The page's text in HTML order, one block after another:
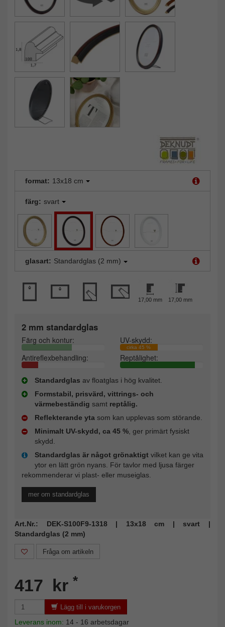
format: 13x18 cm
färg: svart
glasart: Standardglas (2 mm)
17,00 mm 17,00 mm
2 mm standardglas
Färg och kontur: UV-skydd:
cirka 45 %
Antireflexbehandling: Reptålighet:
Standardglas av floatglas i hög kvalitet.
Formstabil, prisvärd, vittrings- och
värmebeständig samt reptålig.
Reflekterande yta som kan upplevas som störande.
Minimalt UV-skydd, ca 45 %, ger primärt fysiskt
skydd.
Standardglas är något grönaktigt vilket kan ge vita
ytor en lätt grön nyans. För tavlor med ljusa färger
rekommenderar vi plast- eller museiglas.
mer om standardglas
Art.Nr.: DEK-S100F9-1318 | 13x18 cm | svart |
Standardglas (2 mm)
Fråga om artikeln
417 kr *
Lägg till i varukorgen
Leverans inom: 14 - 16 arbetsdagar